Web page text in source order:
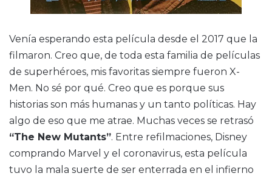
Venía esperando esta película desde el 2017 que la
filmaron. Creo que, de toda esta familia de películas
de superhéroes, mis favoritas siempre fueron X-
Men. No sé por qué. Creo que es porque sus
historias son más humanas y un tanto políticas. Hay
algo de eso que me atrae. Muchas veces se retrasó
“The New Mutants”. Entre refilmaciones, Disney
comprando Marvel y el coronavirus, esta película
tuvo la mala suerte de ser enterrada en el infierno